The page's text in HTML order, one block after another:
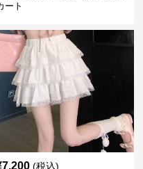
ート
7,200 (税込)